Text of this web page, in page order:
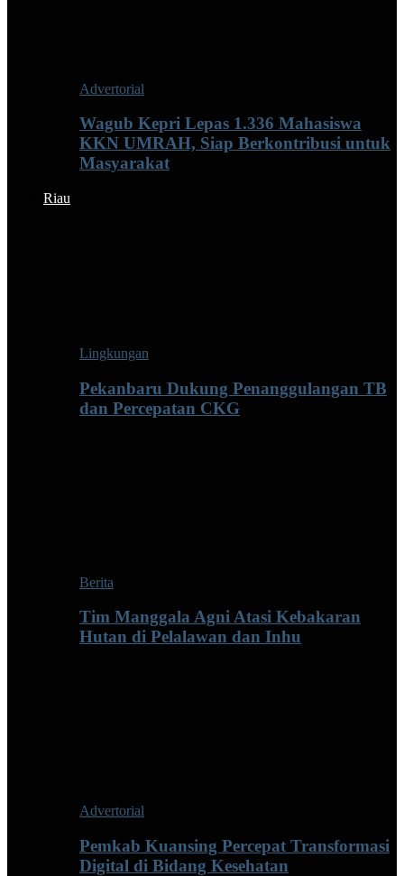
Advertorial
Wagub Kepri Lepas 1.336 Mahasiswa
KKN UMRAH, Siap Berkontribusi untuk
Masyarakat
Riau
Lingkungan
Pekanbaru Dukung Penanggulangan TB
dan Percepatan CKG
Berita
Tim Manggala Agni Atasi Kebakaran
Hutan di Pelalawan dan Inhu
Advertorial
Pemkab Kuansing Percepat Transformasi
Digital di Bidang Kesehatan